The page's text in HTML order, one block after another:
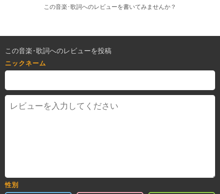
この音楽･歌詞へのレビューを書いてみませんか？
この音楽･歌詞へのレビューを投稿
ニックネーム
性別